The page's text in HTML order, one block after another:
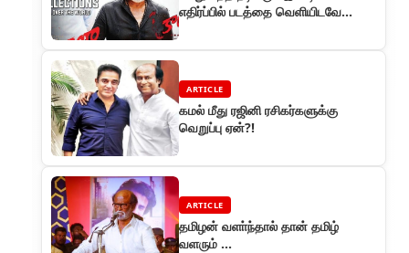
எதிர்ப்பில் படத்தை வெளியிடவே
ARTICLE
கமல் மீது ரஜினி ரசிகர்களுக்கு
வெறுப்பு ஏன்?!
ARTICLE
தமிழன் வளா்ந்தால் தான் தமிழ்
வளரும் ...